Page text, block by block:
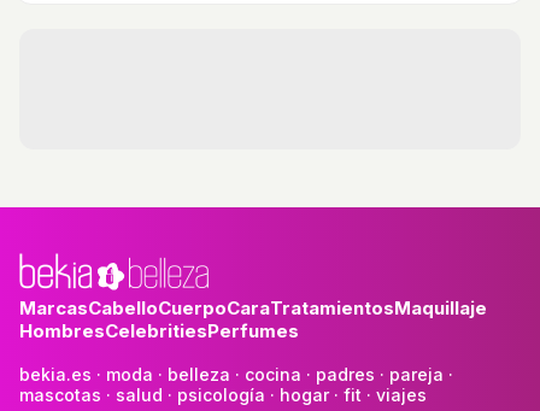
MarcasCabelloCuerpoCaraTratamientosMaquillaje
HombresCelebritiesPerfumes
bekia.es · moda · belleza · cocina · padres · pareja ·
mascotas · salud · psicología · hogar· fit · viajes